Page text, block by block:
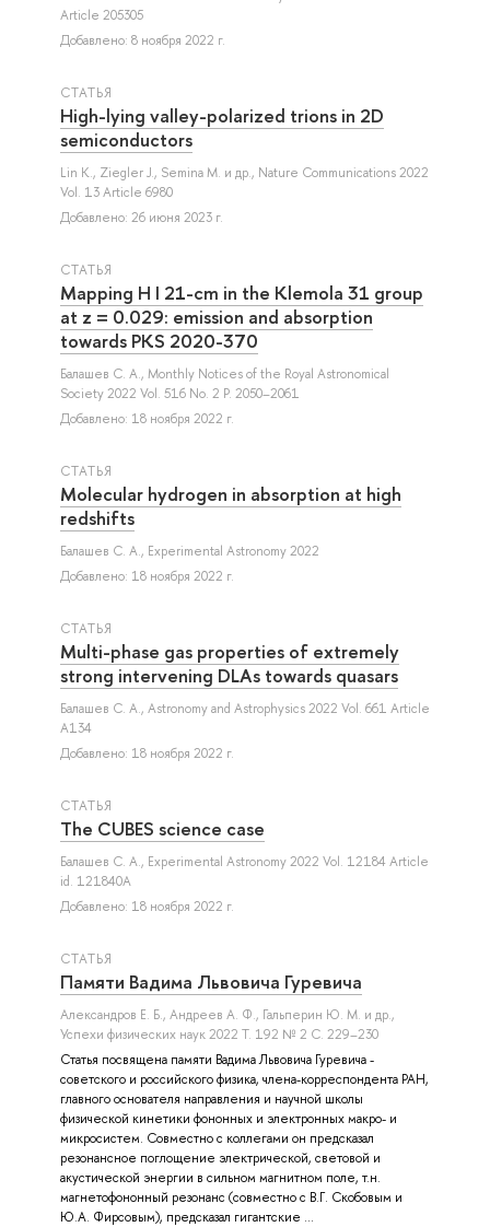
Article 205305
Добавлено: 8 ноября 2022 г.
СТАТЬЯ
High-lying valley-polarized trions in 2D
semiconductors
Lin K., Ziegler J., Semina M. и др., Nature Communications 2022
Vol. 13 Article 6980
Добавлено: 26 июня 2023 г.
СТАТЬЯ
Mapping H I 21-cm in the Klemola 31 group
at z = 0.029: emission and absorption
towards PKS 2020-370
Балашев С. А., Monthly Notices of the Royal Astronomical
Society 2022 Vol. 516 No. 2 P. 2050–2061
Добавлено: 18 ноября 2022 г.
СТАТЬЯ
Molecular hydrogen in absorption at high
redshifts
Балашев С. А., Experimental Astronomy 2022
Добавлено: 18 ноября 2022 г.
СТАТЬЯ
Multi-phase gas properties of extremely
strong intervening DLAs towards quasars
Балашев С. А., Astronomy and Astrophysics 2022 Vol. 661 Article
A134
Добавлено: 18 ноября 2022 г.
СТАТЬЯ
The CUBES science case
Балашев С. А., Experimental Astronomy 2022 Vol. 12184 Article
id. 121840A
Добавлено: 18 ноября 2022 г.
СТАТЬЯ
Памяти Вадима Львовича Гуревича
Александров Е. Б., Андреев А. Ф., Гальперин Ю. М. и др.,
Успехи физических наук 2022 Т. 192 № 2 С. 229–230
Статья посвящена памяти Вадима Львовича Гуревича -
советского и российского физика, члена-корреспондента РАН,
главного основателя направления и научной школы
физической кинетики фононных и электронных макро- и
микросистем. Совместно с коллегами он предсказал
резонансное поглощение электрической, световой и
акустической энергии в сильном магнитном поле, т.н.
магнетофононный резонанс (совместно с В.Г. Скобовым и
Ю.А. Фирсовым), предсказал гигантские ...